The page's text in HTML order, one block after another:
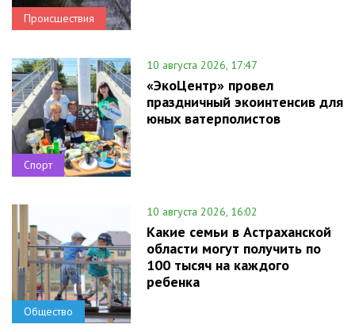
Происшествия
Спорт
10 августа 2026, 17:47
«ЭкоЦентр» провел
праздничный экоинтенсив для
юных ватерполистов
Общество
10 августа 2026, 16:02
Какие семьи в Астраханской
области могут получить по
100 тысяч на каждого
ребенка